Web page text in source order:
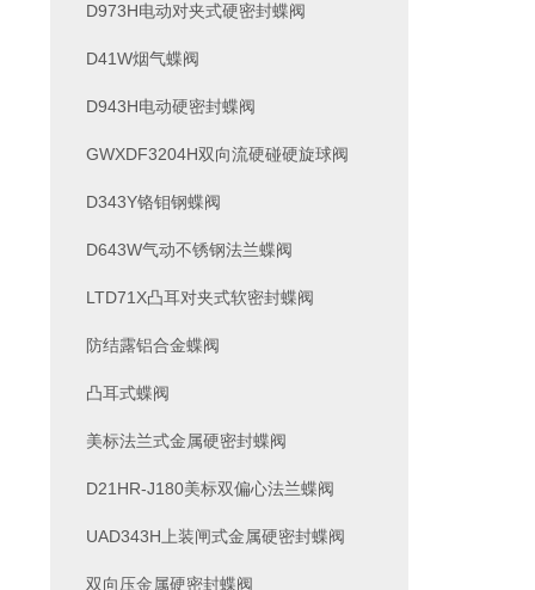
D973H电动对夹式硬密封蝶阀
D41W烟气蝶阀
D943H电动硬密封蝶阀
GWXDF3204H双向流硬碰硬旋球阀
D343Y铬钼钢蝶阀
D643W气动不锈钢法兰蝶阀
LTD71X凸耳对夹式软密封蝶阀
防结露铝合金蝶阀
凸耳式蝶阀
美标法兰式金属硬密封蝶阀
D21HR-J180美标双偏心法兰蝶阀
UAD343H上装闸式金属硬密封蝶阀
双向压金属硬密封蝶阀